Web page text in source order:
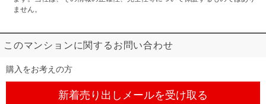
ません。
このマンションに関するお問い合わせ
購入をお考えの方
新着売り出しメールを受け取る